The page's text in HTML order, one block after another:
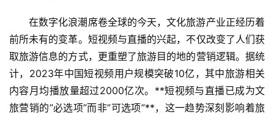
在数字化浪潮席卷全球的今天，文化旅游产业正经历着
前所未有的变革。短视频与直播的兴起，不仅改变了人们获
取旅游信息的方式，更重塑了旅游目的地的营销逻辑。据统
计，2023年中国短视频用户规模突破10亿，其中旅游相关
内容月均播放量超过2000亿次。**短视频与直播已成为文
旅营销的”必选项”而非”可选项”**，这一趋势深刻影响着旅